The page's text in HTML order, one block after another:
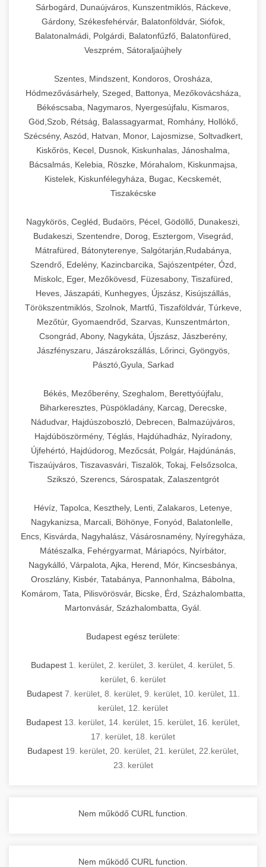
Sárbogárd, Dunaújváros, Kunszentmiklós, Ráckeve,
Gárdony, Székesfehérvár, Balatonföldvár, Siófok,
Balatonalmádi, Polgárdi, Balatonfűzfő, Balatonfüred,
Veszprém, Sátoraljaújhely
Szentes, Mindszent, Kondoros, Orosháza,
Hódmezővásárhely, Szeged, Battonya, Mezőkovácsháza,
Békéscsaba, Nagymaros, Nyergesújfalu, Kismaros,
Göd,Szob, Rétság, Balassagyarmat, Romhány, Hollókő,
Szécsény, Aszód, Hatvan, Monor, Lajosmizse, Soltvadkert,
Kiskőrös, Kecel, Dusnok, Kiskunhalas, Jánoshalma,
Bácsalmás, Kelebia, Röszke, Mórahalom, Kiskunmajsa,
Kistelek, Kiskunfélegyháza, Bugac, Kecskemét,
Tiszakécske
Nagykörös, Cegléd, Budaörs, Pécel, Gödöllő, Dunakeszi,
Budakeszi, Szentendre, Dorog, Esztergom, Visegrád,
Mátrafüred, Bátonyterenye, Salgótarján,Rudabánya,
Szendrő, Edelény, Kazincbarcika, Sajószentpéter, Ózd,
Miskolc, Eger, Mezőkövesd, Füzesabony, Tiszafüred,
Heves, Jászapáti, Kunhegyes, Újszász, Kisújszállás,
Törökszentmiklós, Szolnok, Martfű, Tiszaföldvár, Túrkeve,
Mezőtúr, Gyomaendrőd, Szarvas, Kunszentmárton,
Csongrád, Abony, Nagykáta, Újszász, Jászberény,
Jászfényszaru, Jászárokszállás, Lőrinci, Gyöngyös,
Pásztó,Gyula, Sarkad
Békés, Mezőberény, Szeghalom, Berettyóújfalu,
Biharkeresztes, Püspökladány, Karcag, Derecske,
Nádudvar, Hajdúszoboszló, Debrecen, Balmazújváros,
Hajdúböszörmény, Téglás, Hajdúhadház, Nyíradony,
Újfehértó, Hajdúdorog, Mezőcsát, Polgár, Hajdúnánás,
Tiszaújváros, Tiszavasvári, Tiszalök, Tokaj, Felsőzsolca,
Szikszó, Szerencs, Sárospatak, Zalaszentgrót
Hévíz, Tapolca, Keszthely, Lenti, Zalakaros, Letenye,
Nagykanizsa, Marcali, Böhönye, Fonyód, Balatonlelle,
Encs, Kisvárda, Nagyhalász, Vásárosnamény, Nyíregyháza,
Mátészalka, Fehérgyarmat, Máriapócs, Nyírbátor,
Nagykálló, Várpalota, Ajka, Herend, Mór, Kincsesbánya,
Oroszlány, Kisbér, Tatabánya, Pannonhalma, Bábolna,
Komárom, Tata, Pilisvörösvár, Bicske, Érd, Százhalombatta,
Martonvásár, Százhalombatta, Gyál.
Budapest egész területe:
Budapest 1. kerület 2. kerület 3. kerület 4. kerület 5.
kerület 6. kerület
Budapest 7. kerület, 8. kerület, 9. kerület, 10. kerület, 11.
kerület 12. kerület
Budapest 13. kerület 14. kerület 15. kerület 16. kerület
17. kerület 18. kerület
Budapest 19. kerület 20. kerület 21. kerület 22.kerület
23. kerület
Nem működő CURL function.
Nem működő CURL function.